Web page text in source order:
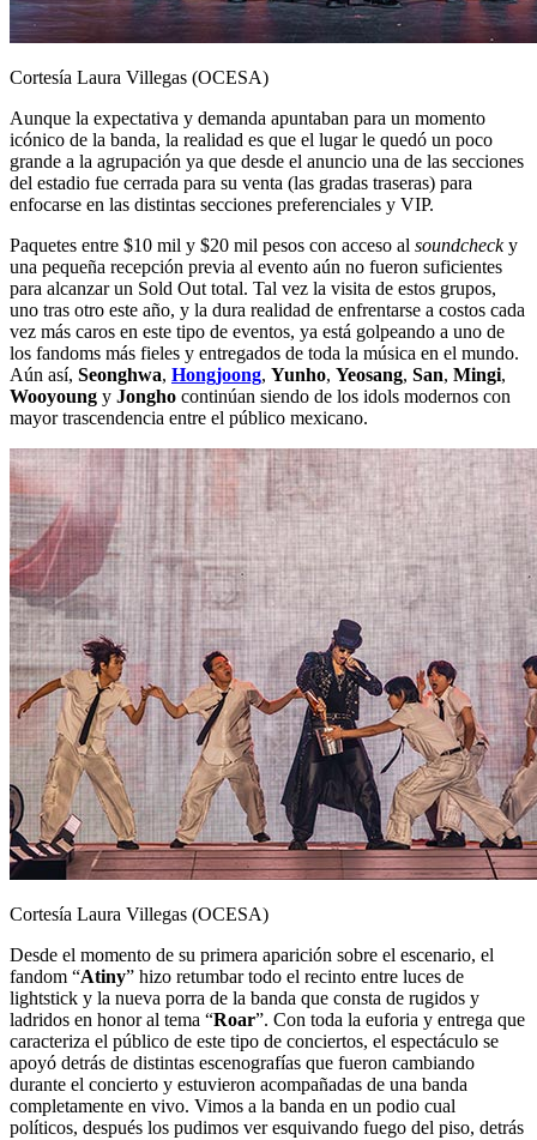
Cortesía Laura Villegas (OCESA)
Aunque la expectativa y demanda apuntaban para un momento
icónico de la banda, la realidad es que el lugar le quedó un poco
grande a la agrupación ya que desde el anuncio una de las secciones
del estadio fue cerrada para su venta (las gradas traseras) para
enfocarse en las distintas secciones preferenciales y VIP.
Paquetes entre $10 mil y $20 mil pesos con acceso al soundchecky
una pequeña recepción previa al evento aún no fueron suficientes
para alcanzar un Sold Out total. Tal vez la visita de estos grupos,
uno tras otro este año, y la dura realidad de enfrentarse a costos cada
vez más caros en este tipo de eventos, ya está golpeando a uno de
los fandoms más fieles y entregados de toda la música en el mundo.
Aún así, Seonghwa, Hongjoong, Yunho, Yeosang, San, Mingi,
Wooyoung y Jongho continúan siendo de los idols modernos con
mayor trascendencia entre el público mexicano.
Cortesía Laura Villegas (OCESA)
Desde el momento de su primera aparición sobre el escenario, el
fandom “Atiny” hizo retumbar todo el recinto entre luces de
lightstick y la nueva porra de la banda que consta de rugidos y
ladridos en honor al tema “Roar”. Con toda la euforia y entrega que
caracteriza el público de este tipo de conciertos, el espectáculo se
apoyó detrás de distintas escenografías que fueron cambiando
durante el concierto y estuvieron acompañadas de una banda
completamente en vivo. Vimos a la banda en un podio cual
políticos, después los pudimos ver esquivando fuego del piso, detrás